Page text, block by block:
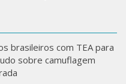
brasileiros com TEA para
sobre camuflagem